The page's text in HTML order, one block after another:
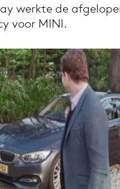
Nieuws app
werkte de
voor MINI.